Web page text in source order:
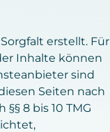
erstellt. Für
Inhalte können
sind
Seiten nach
8 bis 10 TMG